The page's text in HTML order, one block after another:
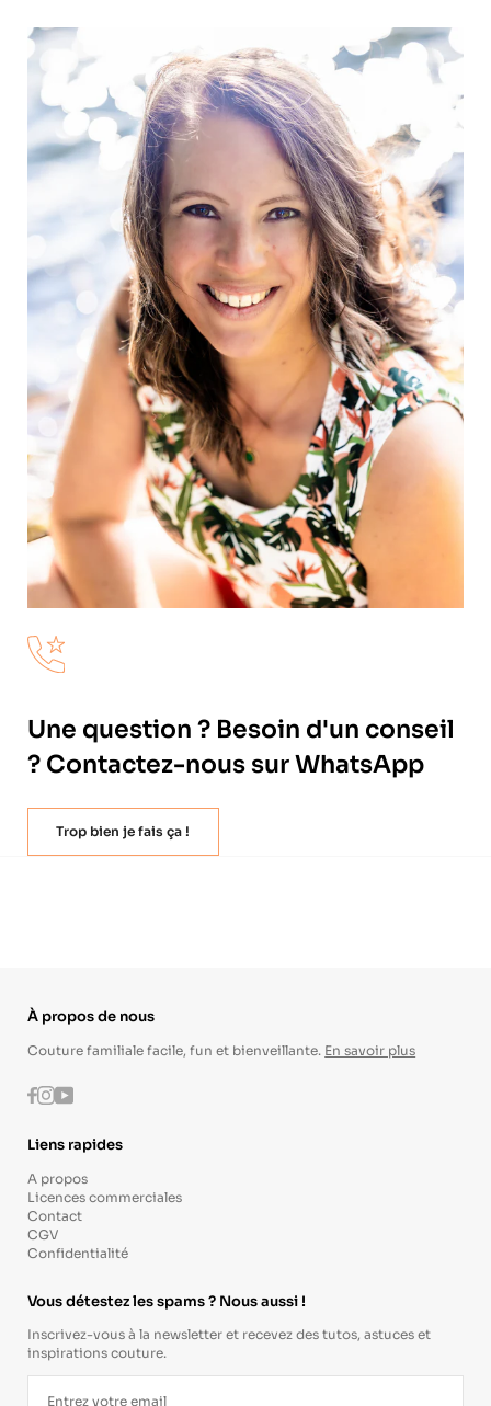
Une question ? Besoin d'un conseil
? Contactez-nous sur WhatsApp
Trop bien je fais ça !
À propos de nous
Couture familiale facile, fun et bienveillante. En savoir plus
Facebook
Instagram
Youtube
Liens rapides
A propos
Licences commerciales
Contact
CGV
Confidentialité
Vous détestez les spams ? Nous aussi !
Inscrivez-vous à la newsletter et recevez des tutos, astuces et
inspirations couture.